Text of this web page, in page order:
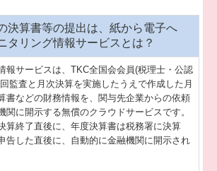
決算書等の提出は、紙から電子へ
タリング情報サービスとは？
報サービスは、TKC全国会会員(税理士・公認
監査と月次決算を実施したうえで作成した月
書などの財務情報を、関与先企業からの依頼
関に開示する無償のクラウドサービスです。
算終了直後に、年度決算書は税務署に決算
告した直後に、自動的に金融機関に開示され